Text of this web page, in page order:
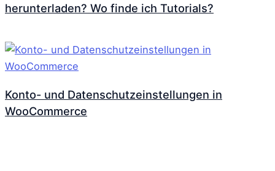
herunterladen? Wo finde ich Tutorials?
Konto- und Datenschutzeinstellungen in
WooCommerce